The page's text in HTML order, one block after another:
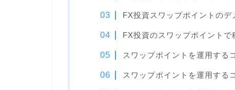
FX投資スワップポイントのデ
FX投資のスワップポイントで
スワップポイントを運用する
スワップポイントを運用す